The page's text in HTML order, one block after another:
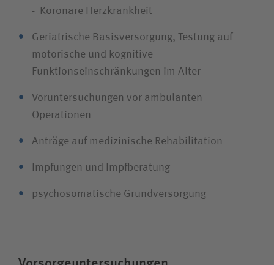
- Koronare Herzkrankheit
Geriatrische Basisversorgung, Testung auf
motorische und kognitive
Funktionseinschränkungen im Alter
Voruntersuchungen vor ambulanten
Operationen
Anträge auf medizinische Rehabilitation
Impfungen und Impfberatung
psychosomatische Grundversorgung